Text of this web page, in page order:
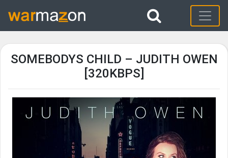
SOMEBODYS CHILD – JUDITH OWEN
[320KBPS]